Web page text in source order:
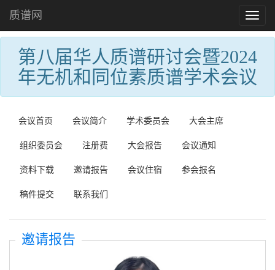
第八届华人质谱研讨会暨2024
年无机和同位素质谱学术会议
Toggle
质谱网
会议首页 会议简介 学术委员会 大会主席
组织委员会 注册费 大会报告 会议通知
资料下载 邀请报告 会议住宿 参会报名
稿件提交 联系我们
邀请报告